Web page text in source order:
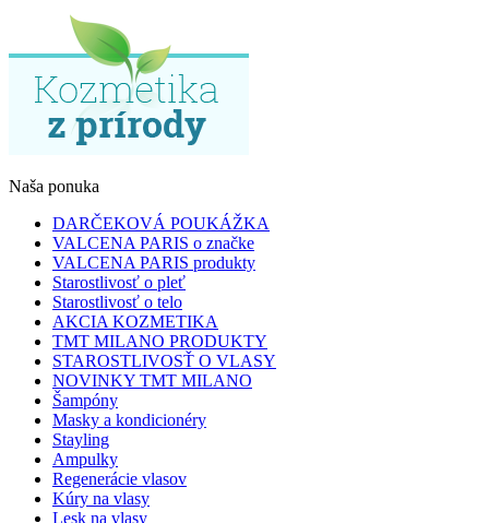
Naša ponuka
DARČEKOVÁ POUKÁŽKA
VALCENA PARIS o značke
VALCENA PARIS produkty
Starostlivosť o pleť
Starostlivosť o telo
AKCIA KOZMETIKA
TMT MILANO PRODUKTY
STAROSTLIVOSŤ O VLASY
NOVINKY TMT MILANO
Šampóny
Masky a kondicionéry
Stayling
Ampulky
Regenerácie vlasov
Kúry na vlasy
Lesk na vlasy